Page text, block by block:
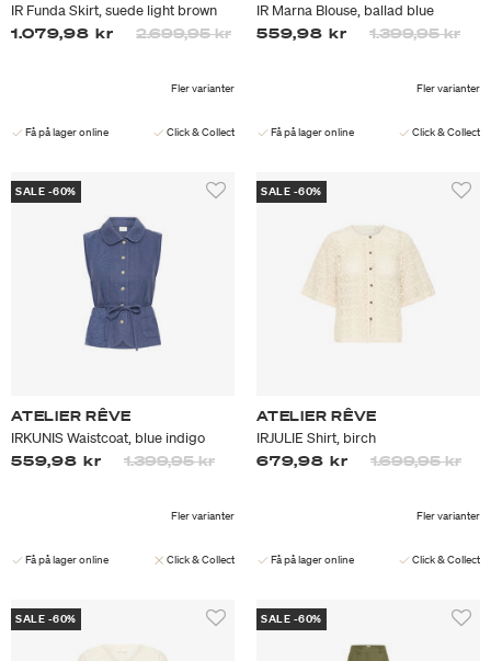
IR Funda Skirt, suede light brown
1.079,98 kr
Priset är nedsatt från
2.699,95 krtill
Fler varianter
Få på lager online Click & Collect
IR Marna Blouse, ballad blue
559,98 kr
Priset är
1.399,95 krtill
Fler varianter
Få på lager online Click & Collect
SALE -60%
ATELIER RÊVE
IRKUNIS Waistcoat, blue indigo
559,98 kr
Priset är nedsatt från
1.399,95 krtill
Fler varianter
Få på lager online Click & Collect
SALE -60%
ATELIER RÊVE
IRJULIE Shirt, birch
679,98 kr
Priset är
1.699,95 krtill
Fler varianter
Få på lager online Click & Collect
SALE -60% SALE -60%